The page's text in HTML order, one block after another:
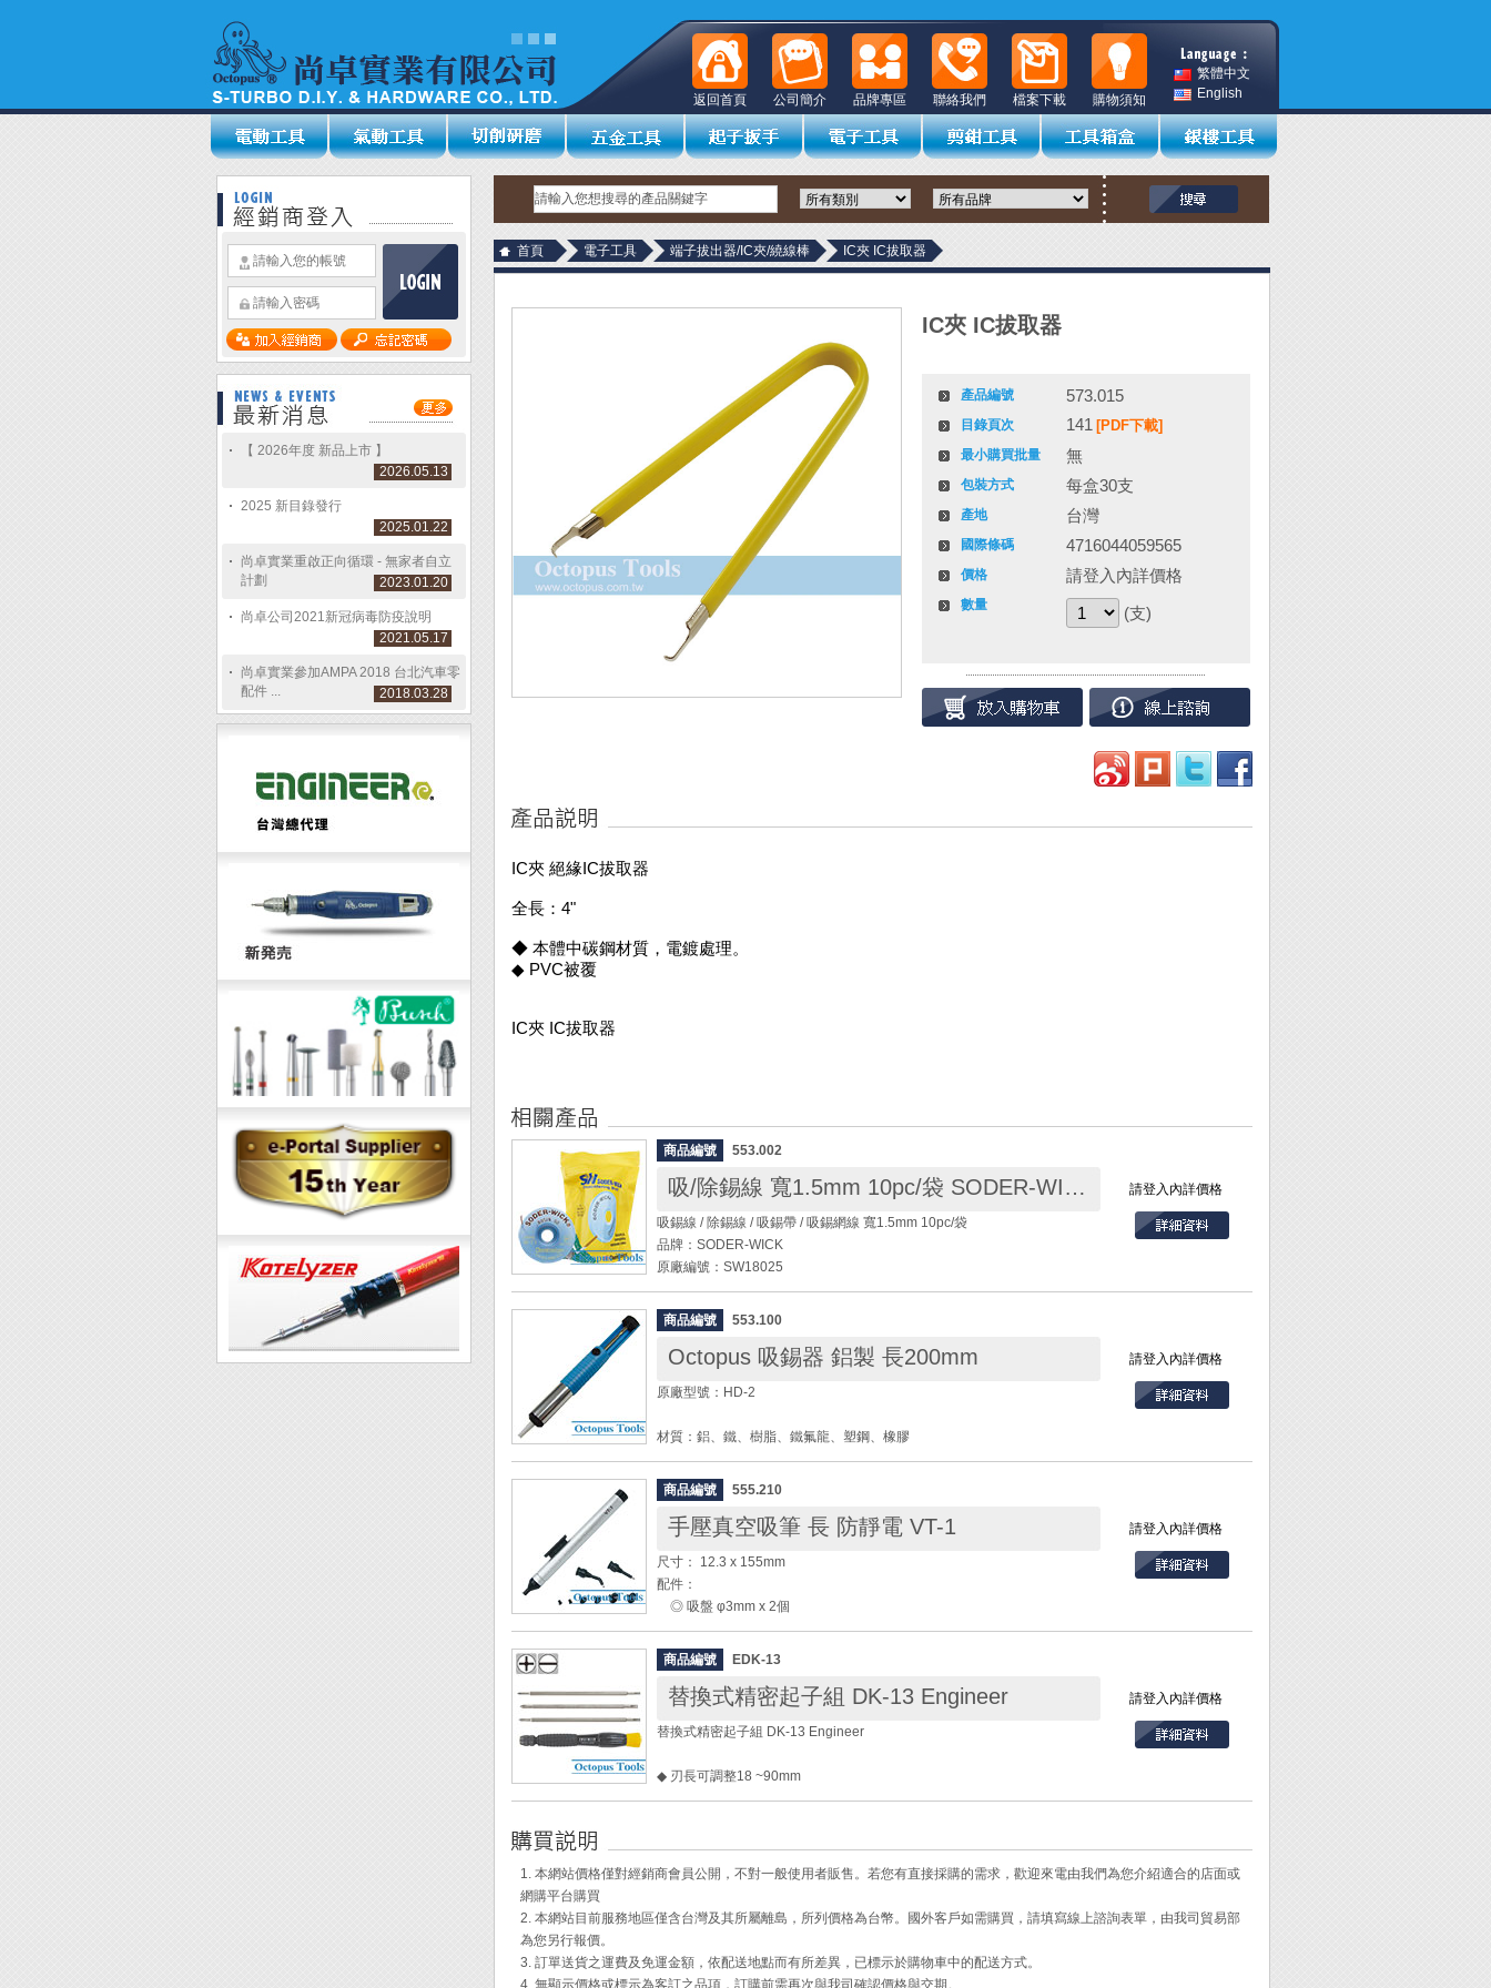
繁體中文
English
購物須知
檔案下載
聯絡我們
品牌專區
公司簡介
返回首頁
【 2026年度 新品上市 】
2026.05.13
2025 新目錄發行
2025.01.22
尚卓實業重啟正向循環 - 無家者自立
計劃
2023.01.20
尚卓公司2021新冠病毒防疫說明
2021.05.17
尚卓實業參加AMPA 2018 台北汽車零
配件 ...
2018.03.28
首頁 電子工具 端子拔出器/IC夾/繞線棒 IC夾 IC拔取器
IC夾 IC拔取器
產品編號 573.015
目錄頁次 141 [PDF下載]
最小購買批量 無
包裝方式 每盒30支
產地 台灣
國際條碼 4716044059565
價格 請登入內詳價格
數量 (支)
IC夾 絕緣IC拔取器
全長：4"
◆ 本體中碳鋼材質，電鍍處理。
◆ PVC被覆
IC夾 IC拔取器
商品編號 553.002
吸/除錫線 寬1.5mm 10pc/袋 SODER-WICK 請登入內詳價格
吸錫線 / 除錫線 / 吸錫帶 / 吸錫網線 寬1.5mm 10pc/袋
品牌：SODER-WICK
原廠編號：SW18025
線寬： 1.5mm (2#)
長度： 1.5M
◆ 每袋10卷。
◆ 符合RoHS指令規範。
◆ 防靜電線軸。
商品編號 553.100
Octopus 吸錫器 鋁製 長200mm 請登入內詳價格
原廠型號：HD-2
材質：鋁、鐵、樹脂、鐵氟龍、塑鋼、橡膠
長度：200mm
柄徑：22.5mm
頭徑：5mm
重量：70g
◆ 可更換吸錫頭 (型號：553.10001)
商品編號 555.210
手壓真空吸筆 長 防靜電 VT-1 請登入內詳價格
尺寸： 12.3 x 155mm
配件：
◎ 吸盤 φ3mm x 2個
◎ 吸盤 φ7mm x 2個
◎ 吸盤 φ10mm x 2個
◎ 接頭直 x 1支
◎ 接頭彎 x 1支
◆ 使用輕巧、攜帶方便。
◆ 吸取零件重量可達75g。
◆ 吸盤為ESD靜電防護材質。
商品編號 EDK-13
替換式精密起子組 DK-13 Engineer 請登入內詳價格
替換式精密起子組 DK-13 Engineer
◆ 刃長可調整18 ~90mm
◎ 一字： 2.5 3.0 4.0mm
1. 本網站價格僅對經銷商會員公開，不對一般使用者販售。若您有直接採購的需求，歡迎來電由我們為您介紹適合的店面或
網購平台購買
2. 本網站目前服務地區僅含台灣及其所屬離島，所列價格為台幣。國外客戶如需購買，請填寫線上諮詢表單，由我司貿易部
為您另行報價。
3. 訂單送貨之運費及免運金額，依配送地點而有所差異，已標示於購物車中的配送方式。
4. 無顯示價格或標示為客訂之品項，訂購前需再次與我司確認價格與交期。